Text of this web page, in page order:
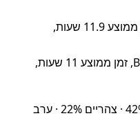
Lufthansa (~11%), זמן ממוצע 11.9 שעות,
Brussels Airlines (~8%), זמן ממוצע 11 שעות,
שעות יציאה פופולריות: בוקר 42% · צהריים 22% · ערב